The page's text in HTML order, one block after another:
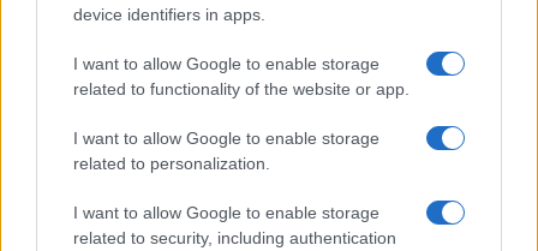
device identifiers in apps.
I want to allow Google to enable storage
related to functionality of the website or app.
I want to allow Google to enable storage
related to personalization.
I want to allow Google to enable storage
related to security, including authentication
2 uri nazaj
FOTO in VIDEO: Kaj se dogaja v najstarejšem slovenskem mestu? Ta
prizor nad mestom je povsem resničen
3 ure nazaj
Slovenija3 ure nazaj